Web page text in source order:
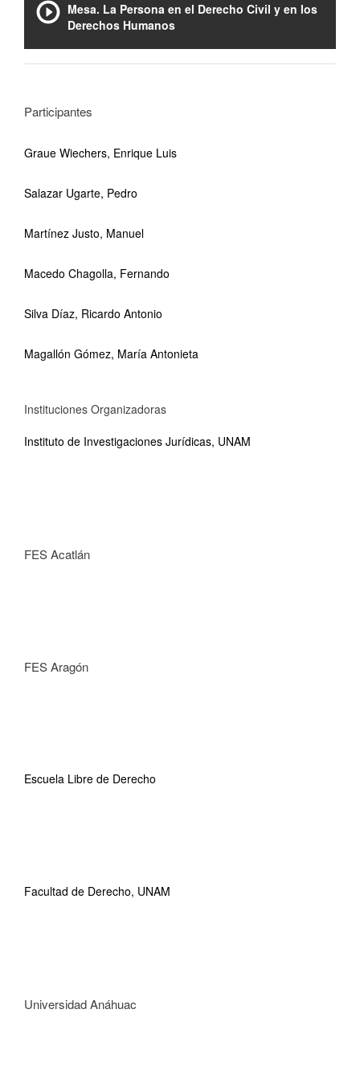
Mesa. La Persona en el Derecho Civil y en los
Derechos Humanos
Participantes
Graue Wiechers, Enrique Luis
Salazar Ugarte, Pedro
Martínez Justo, Manuel
Macedo Chagolla, Fernando
Silva Díaz, Ricardo Antonio
Magallón Gómez, María Antonieta
Instituciones Organizadoras
Instituto de Investigaciones Jurídicas, UNAM
FES Acatlán
FES Aragón
Escuela Libre de Derecho
Facultad de Derecho, UNAM
Universidad Anáhuac